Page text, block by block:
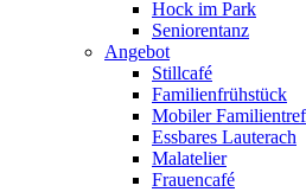
Hock im Park
Seniorentanz
Angebot
Stillcafé
Familienfrühstück
Mobiler
Essbares Lauterach
Malatelier
Frauencafé